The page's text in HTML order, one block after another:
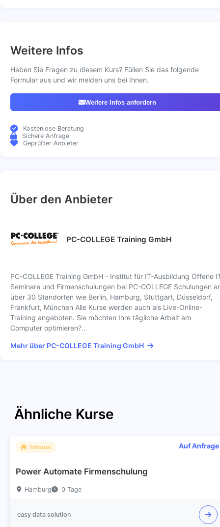
Weitere Infos
Haben Sie Fragen zu diesem Kurs? Füllen Sie das folgende
Formular aus und wir melden uns bei Ihnen.
Weitere Infos anfordern
Kostenlose Beratung
Sichere Anfrage
Geprüfter Anbieter
Über den Anbieter
PC-COLLEGE Training GmbH
PC-COLLEGE Training GmbH - Institut für IT-Ausbildung Offene
Seminare und Firmenschulungen bei PC-COLLEGE Schulungen
über 30 Standorten wie Berlin, Hamburg, Stuttgart, Düsseldorf,
Frankfurt, München Alle Kurse werden auch als Live-Online-
Training angeboten. Sie möchten Ihre tägliche Arbeit am
Computer optimieren?…
Mehr über PC-COLLEGE Training GmbH
Ähnliche Kurse
Inhouse Auf Anfrage
Power Automate Firmenschulung
Hamburg 0 Tage
easy data solution